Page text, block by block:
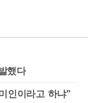
했다
인이라고 하냐"